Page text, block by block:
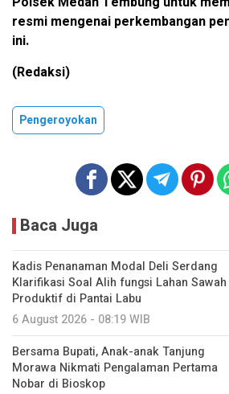
resmi mengenai perkembangan
ini.
(Redaksi)
Pengeroyokan
Baca Juga
Kadis Penanaman Modal Deli Serdang
Klarifikasi Soal Alih fungsi Lahan Sawah
Produktif di Pantai Labu
6 August 2026 - 08:19 WIB
Bersama Bupati, Anak-anak Tanjung
Morawa Nikmati Pengalaman Pertama
Nobar di Bioskop